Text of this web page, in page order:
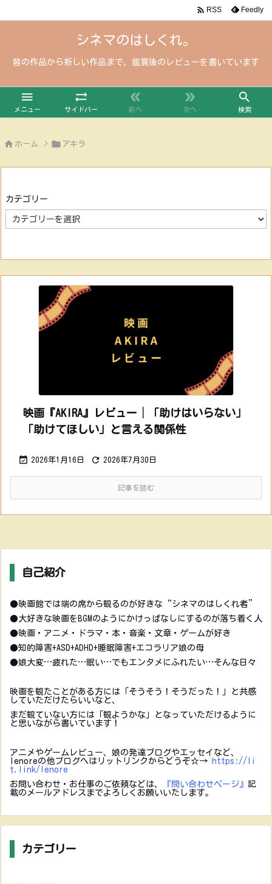
シネマのはしくれ。
昔の作品から新しい作品まで、鑑賞後のレビューを書いています

メニュー

サイドバー

前へ

次へ

検索
 RSS Feedly
 ホーム >  アキラ
カテゴリー
テ
ゴ
映画『AKIRA』レビュー│「助けはいらない」
「助けてほしい」と言える関係性
 2026年1月16日  2026年7月30日
記事を読む
自己紹介
●映画館では端の席から観るのが好きな“シネマのはしくれ者”
●大好きな映画をBGMのようにかけっぱなしにするのが落ち着く人
●映画・アニメ・ドラマ・本・音楽・文章・ゲームが好き
●知的障害+ASD+ADHD+睡眠障害+エコラリア娘の母
●娘大変…疲れた…眠い…でもエンタメにふれたい…そんな日々
映画を観たことがある方には「そうそう！そうだった！」と共感
していただけたらいいなと、
まだ観ていない方には「観ようかな」となっていただけるように
と思いながら書いています！
アニメやゲームレビュー、娘の発達ブログやエッセイなど、
lenoreの他ブログへはリットリンクからどうぞ☆→
https://li
t.link/lenore
お問い合わせ・お仕事のご依頼などは、
『問い合わせページ』 記
載のメールアドレスまでよろしくお願いいたします。
カテゴリー